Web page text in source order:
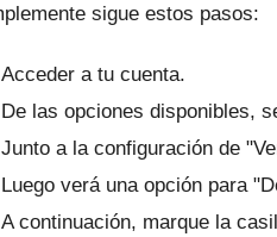
sigue estos pasos:
Acceder a tu cuenta.
De las opciones disponibles,
Junto a la configuración de
Luego verá una opción para
A continuación, marque la